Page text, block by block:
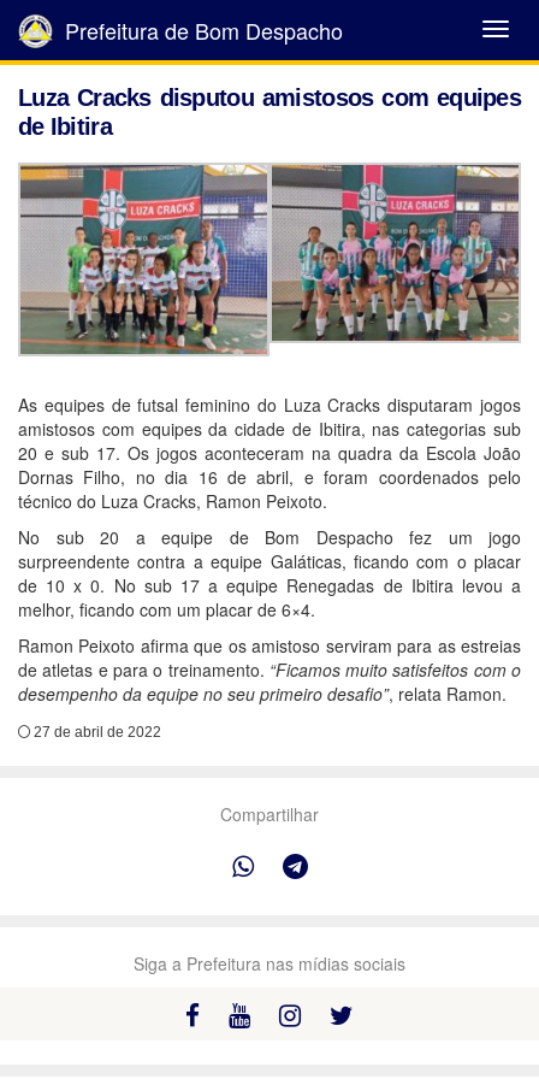
Abrir
Menu
Prefeitura de Bom Despacho
Luza Cracks disputou amistosos com equipes
de Ibitira
As equipes de futsal feminino do Luza Cracks disputaram jogos
amistosos com equipes da cidade de Ibitira, nas categorias sub
20 e sub 17. Os jogos aconteceram na quadra da Escola João
Dornas Filho, no dia 16 de abril, e foram coordenados pelo
técnico do Luza Cracks, Ramon Peixoto.
No sub 20 a equipe de Bom Despacho fez um jogo
surpreendente contra a equipe Galáticas, ficando com o placar
de 10 x 0. No sub 17 a equipe Renegadas de Ibitira levou a
melhor, ficando com um placar de 6×4.
Ramon Peixoto afirma que os amistoso serviram para as estreias
de atletas e para o treinamento. “Ficamos muito satisfeitos com o
desempenho da equipe no seu primeiro desafio”, relata Ramon.
27 de abril de 2022
Compartilhar
Siga a Prefeitura nas mídias sociais